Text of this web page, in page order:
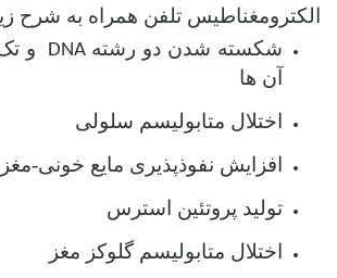
الکترومغناطیس تلفن همراه به شرح
شکسته شدن دو رشته DNA
و
آن ها
اختلال متابولیسم سلولی
افزایش نفوذپذیری مایع خونی-
تولید پروتئین استرس
اختلال متابولیسم گلوکز مغز